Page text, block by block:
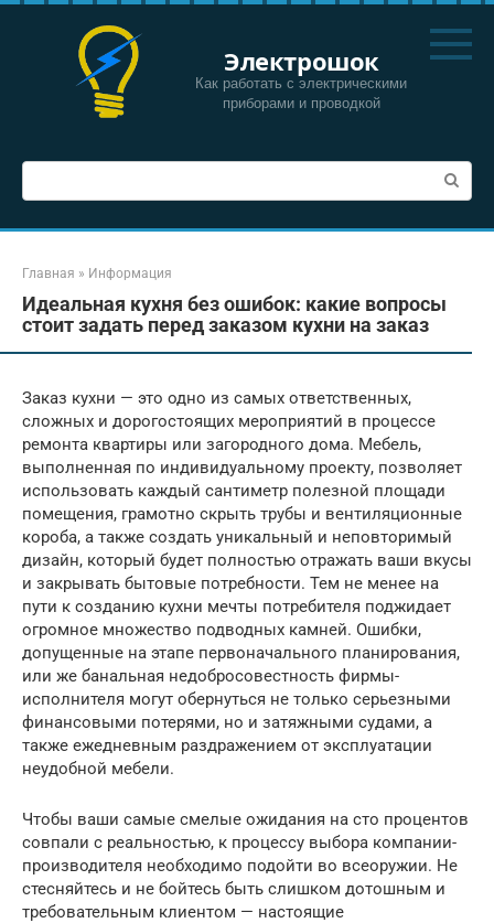
Перейти
Электрошок
Как работать с электрическими
приборами и проводкой
Поиск:
Главная » Информация
Идеальная кухня без ошибок: какие вопросы
стоит задать перед заказом кухни на заказ
Заказ кухни — это одно из самых ответственных,
сложных и дорогостоящих мероприятий в процессе
ремонта квартиры или загородного дома. Мебель,
выполненная по индивидуальному проекту, позволяет
использовать каждый сантиметр полезной площади
помещения, грамотно скрыть трубы и вентиляционные
короба, а также создать уникальный и неповторимый
дизайн, который будет полностью отражать ваши вкусы
и закрывать бытовые потребности. Тем не менее на
пути к созданию кухни мечты потребителя поджидает
огромное множество подводных камней. Ошибки,
допущенные на этапе первоначального планирования,
или же банальная недобросовестность фирмы-
исполнителя могут обернуться не только серьезными
финансовыми потерями, но и затяжными судами, а
также ежедневным раздражением от эксплуатации
неудобной мебели.
Чтобы ваши самые смелые ожидания на сто процентов
совпали с реальностью, к процессу выбора компании-
производителя необходимо подойти во всеоружии. Не
стесняйтесь и не бойтесь быть слишком дотошным и
требовательным клиентом — настоящие